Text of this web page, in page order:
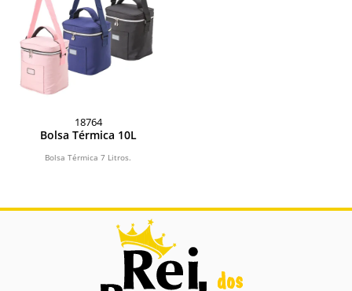
18764
Bolsa Térmica 10L
Bolsa Térmica 7 Litros.